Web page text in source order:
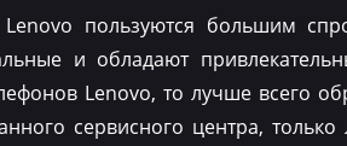
пользуются большим
и обладают
Lenovo, то лучше всего
сервисного центра,